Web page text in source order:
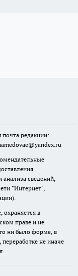
почта редакции:
сведений,
"Интернет",
в
праве и не
ни было форме, в
не иначе